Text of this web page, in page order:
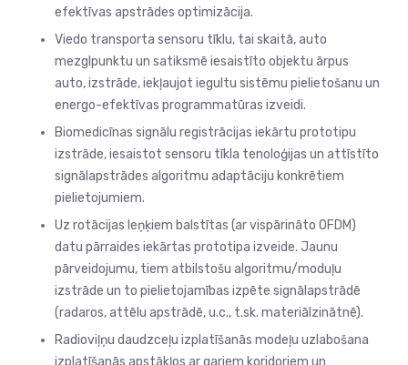
efektīvas apstrādes optimizācija.
Viedo transporta sensoru tīklu, tai skaitā, auto
mezglpunktu un satiksmē iesaistīto objektu ārpus
auto, izstrāde, iekļaujot iegultu sistēmu pielietošanu un
energo-efektīvas programmatūras izveidi.
Biomedicīnas signālu registrācijas iekārtu prototipu
izstrāde, iesaistot sensoru tīkla tenoloģijas un attīstīto
signālapstrādes algoritmu adaptāciju konkrētiem
pielietojumiem.
Uz rotācijas leņķiem balstītas (ar vispārināto OFDM)
datu pārraides iekārtas prototipa izveide. Jaunu
pārveidojumu, tiem atbilstošu algoritmu/moduļu
izstrāde un to pielietojamības izpēte signālapstrādē
(radaros, attēlu apstrādē, u.c., t.sk. materiālzinātnē).
Radioviļņu daudzceļu izplatīšanās modeļu uzlabošana
izplatīšanās apstākļos ar gariem koridoriem un